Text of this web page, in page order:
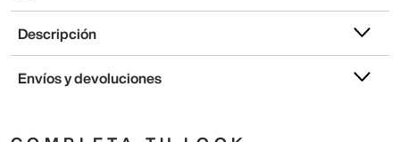
Descripción
Envíos y devoluciones